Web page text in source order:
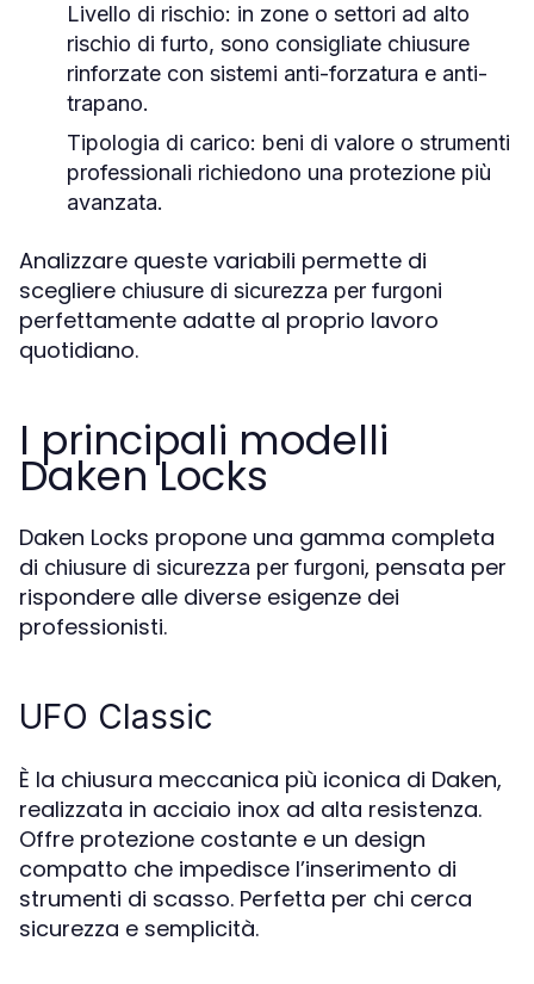
Livello di rischio: in zone o settori ad alto
rischio di furto, sono consigliate chiusure
rinforzate con sistemi anti-forzatura e anti-
trapano.
Tipologia di carico: beni di valore o strumenti
professionali richiedono una protezione più
avanzata.
Analizzare queste variabili permette di
scegliere chiusure di sicurezza per furgoni
perfettamente adatte al proprio lavoro
quotidiano.
I principali modelli
Daken Locks
Daken Locks propone una gamma completa
di chiusure di sicurezza per furgoni, pensata per
rispondere alle diverse esigenze dei
professionisti.
UFO Classic
È la chiusura meccanica più iconica di Daken,
realizzata in acciaio inox ad alta resistenza.
Offre protezione costante e un design
compatto che impedisce l’inserimento di
strumenti di scasso. Perfetta per chi cerca
sicurezza e semplicità.